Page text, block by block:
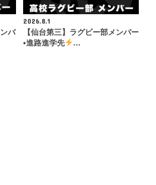
バ
2026.8.1
【仙台第三】ラグビー部メンバー
•進路進学先
…